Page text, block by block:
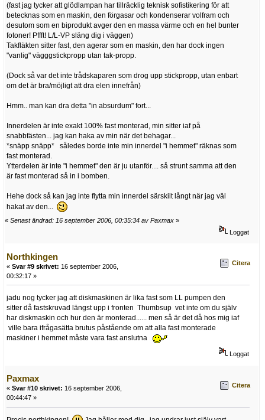
(fast jag tycker att glödlampan har tillräcklig teknisk sofistikering för att
betecknas som en maskin, den förgasar och kondenserar volfram och
desutom som en biprodukt avger den en massa värme och en hel bunter
fotoner! Pffft! L/L-VP släng dig i väggen)
Takfläkten sitter fast, den agerar som en maskin, den har dock ingen
"vanlig" vägggstickpropp utan tak-propp.
(Dock så var det inte trådskaparen som drog upp stickpropp, utan enbart
om det är bra/möjligt att dra elen innefrån)
Hmm.. man kan dra detta "in absurdum" fort...
Innerdelen är inte exakt 100% fast monterad, min sitter iaf på
snabbfästen... jag kan haka av min när det behagar...
*snäpp snäpp* således borde inte min innerdel "i hemmet" räknas som
fast monterad.
Ytterdelen är inte "i hemmet" den är ju utanför.... så strunt samma att den
är fast monterad så in i bomben.
Hehe dock så kan jag inte flytta min innerdel särskilt långt när jag väl
hakat av den...
« Senast ändrad: 16 september 2006, 00:35:34 av Paxmax »
Loggat
Northkingen
« Svar #9 skrivet: 16 september 2006,
00:32:17 »
Citera
jadu nog tycker jag att diskmaskinen är lika fast som LL pumpen den
sitter då fastskruvad längst upp i fronten Thumbsup vet inte om du själv
har diskmaskin och hur den är monterad...... men så är det då hos mig iaf
ville bara ifrågasätta brutus påstående om att alla fast monterade
maskiner i hemmet måste vara fast anslutna
Loggat
Paxmax
« Svar #10 skrivet: 16 september 2006,
00:44:47 »
Citera